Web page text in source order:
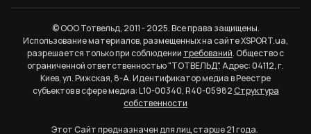
© ООО Тотвельд, 2011 - 2025. Все права защищены.
Использование материалов, размещенных на сайте XSPORT.ua,
разрешается только при соблюдении требований. Общество с
ограниченной ответственностью "ТОТВЕЛЬД". Адрес: 04112, г.
Киев, ул. Рижская, 8-А. Идентификатор медиа в Реестре
субъектов в сфере медиа: L10-00340, R40-05982Структура
собственности
Этот Сайт предназначен для лиц старше 21 года.